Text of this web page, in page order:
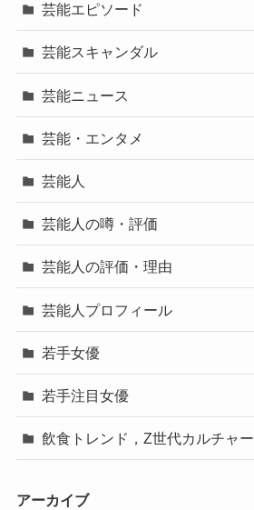
芸能エピソード
芸能スキャンダル
芸能ニュース
芸能・エンタメ
芸能人
芸能人の噂・評価
芸能人の評価・理由
芸能人プロフィール
若手女優
若手注目女優
飲食トレンド，Z世代カルチャー
アーカイブ